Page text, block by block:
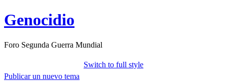
Genocidio
Foro Segunda Guerra Mundial
Switch to full style
Publicar un nuevo tema